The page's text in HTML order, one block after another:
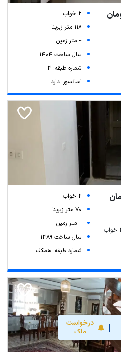
درخواست
ملک
2 خواب
118 متر زیربنا
-- متر زمین
سال ساخت 1404
شماره طبقه: 3
آسانسور: دارد
2 خواب
70 متر زیربنا
-- متر زمین
سال ساخت 1389
شماره طبقه: همکف